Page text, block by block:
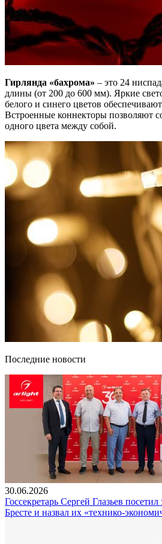
Гирлянда «бахрома» – это 24
длины (от 200 до 600 мм). Яркие
белого и синего цветов
Встроенные коннекторы позволяют
одного цвета между собой.
Последние новости
30.06.2026
Госсекретарь Сергей Глазьев
Бресте и назвал их «технико-